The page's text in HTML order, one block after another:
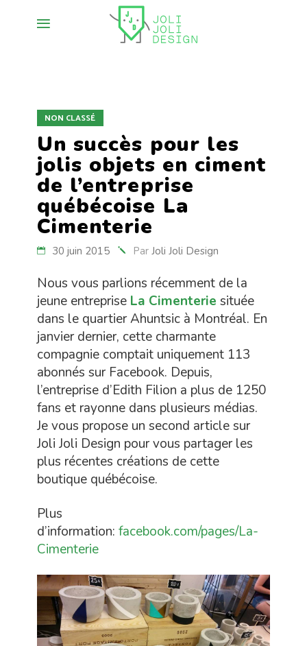
NON CLASSÉ
Un succès pour les
jolis objets en ciment
de l’entreprise
québécoise La
Cimenterie
30 juin 2015 Par Joli Joli Design
Nous vous parlions récemment de la
jeune entreprise La Cimenterie située
dans le quartier Ahuntsic à Montréal. En
janvier dernier, cette charmante
compagnie comptait uniquement 113
abonnés sur Facebook. Depuis,
l’entreprise d’Edith Filion a plus de 1250
fans et rayonne dans plusieurs médias.
Je vous propose un second article sur
Joli Joli Design pour vous partager les
plus récentes créations de cette
boutique québécoise.
Plus
d’information: facebook.com/pages/La-
Cimenterie